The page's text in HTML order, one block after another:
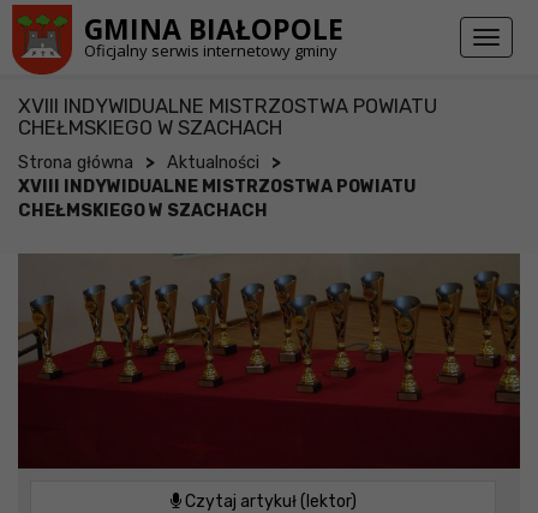
GMINA BIAŁOPOLE
Oficjalny serwis internetowy gminy
Toggle
XVIII INDYWIDUALNE MISTRZOSTWA POWIATU
CHEŁMSKIEGO W SZACHACH
Strona główna > Aktualności >
XVIII INDYWIDUALNE MISTRZOSTWA POWIATU
CHEŁMSKIEGO W SZACHACH
Czytaj artykuł (lektor)